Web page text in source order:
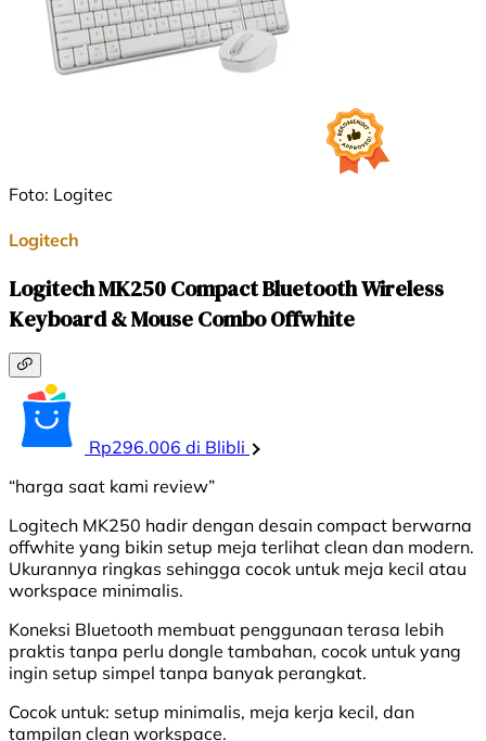
Foto: Logitec
Logitech
Logitech MK250 Compact Bluetooth Wireless
Keyboard & Mouse Combo Offwhite
Rp296.006 di Blibli
“harga saat kami review”
Logitech MK250 hadir dengan desain compact berwarna
offwhite yang bikin setup meja terlihat clean dan modern.
Ukurannya ringkas sehingga cocok untuk meja kecil atau
workspace minimalis.
Koneksi Bluetooth membuat penggunaan terasa lebih
praktis tanpa perlu dongle tambahan, cocok untuk yang
ingin setup simpel tanpa banyak perangkat.
Cocok untuk: setup minimalis, meja kerja kecil, dan
tampilan clean workspace.